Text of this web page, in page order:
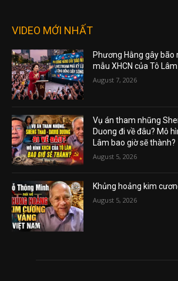
VIDEO MỚI NHẤT
Phương Hằng gây bão
mẫu XHCN của Tô
August 7, 2026
Vụ án tham nhũng
Duong đi về đâu? Mô
Lâm bao giờ sẽ thành?
August 5, 2026
Khủng hoảng kim
August 5, 2026